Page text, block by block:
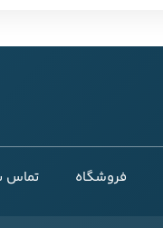
فروشگاه تماس